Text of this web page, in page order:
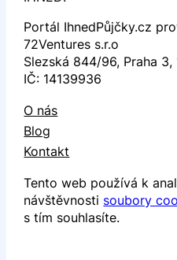
Portál IhnedPůjčky.cz
72Ventures s.r.o
Slezská 844/96, Praha 3,
IČ: 14139936
O nás
Blog
Kontakt
Tento web používá k
návštěvnosti soubory
s tím souhlasíte.